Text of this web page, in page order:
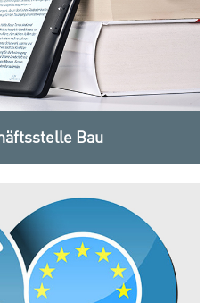
Bau